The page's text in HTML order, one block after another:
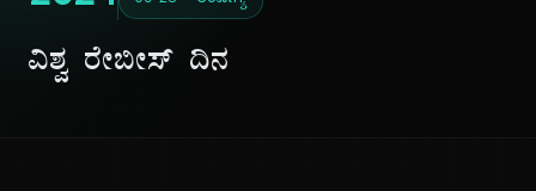
ವಿಶ್ವ ರೇಬೀಸ್ ದಿನ